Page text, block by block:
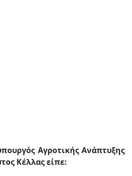
Αγροτικής Ανάπτυξης
Κέλλας είπε: